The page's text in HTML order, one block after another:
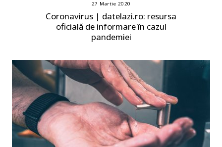
27 Martie 2020
Coronavirus | datelazi.ro: resursa
oficială de informare în cazul
pandemiei